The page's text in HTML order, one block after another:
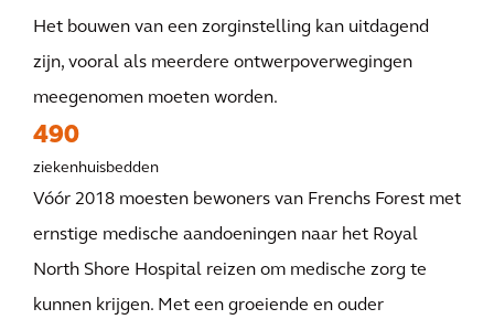
Het bouwen van een zorginstelling kan uitdagend
zijn, vooral als meerdere ontwerpoverwegingen
meegenomen moeten worden.
490
ziekenhuisbedden
Vóór 2018 moesten bewoners van Frenchs Forest met
ernstige medische aandoeningen naar het Royal
North Shore Hospital reizen om medische zorg te
kunnen krijgen. Met een groeiende en ouder